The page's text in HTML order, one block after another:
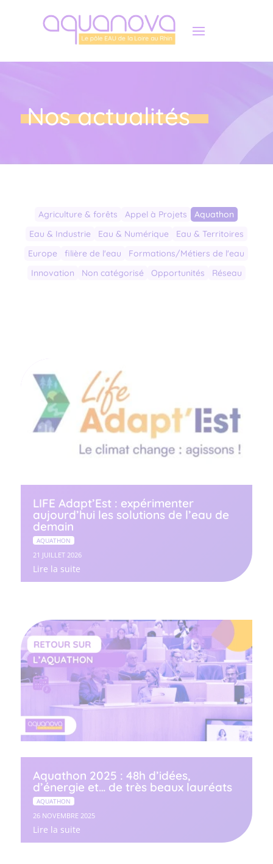
Nos actualités
Agriculture & forêts Appel à Projets
Aquathon
Eau & Industrie
Eau & Numérique
Eau & Territoires
Europe
filière de l'eau
Formations/Métiers de l'eau
Innovation
Non catégorisé Opportunités Réseau
LIFE Adapt’Est : expérimenter
aujourd’hui les solutions de l’eau de
demain
AQUATHON
21 JUILLET 2026
Lire la suite
Aquathon 2025 : 48h d’idées,
d’énergie et… de très beaux lauréats
AQUATHON
26 NOVEMBRE 2025
Lire la suite